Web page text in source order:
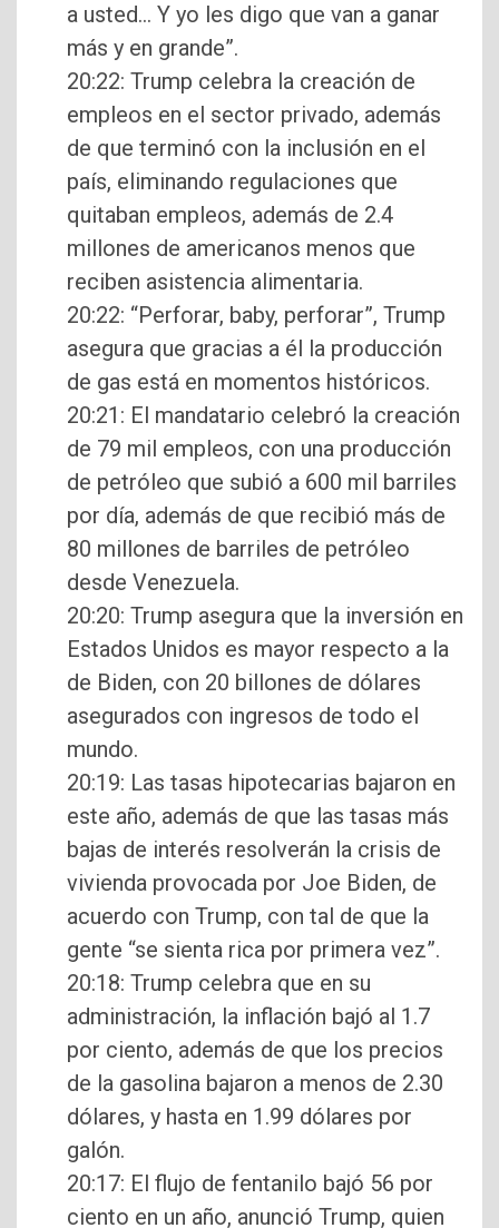
a usted… Y yo les digo que van a ganar
más y en grande”.
20:22: Trump celebra la creación de
empleos en el sector privado, además
de que terminó con la inclusión en el
país, eliminando regulaciones que
quitaban empleos, además de 2.4
millones de americanos menos que
reciben asistencia alimentaria.
20:22: “Perforar, baby, perforar”, Trump
asegura que gracias a él la producción
de gas está en momentos históricos.
20:21: El mandatario celebró la creación
de 79 mil empleos, con una producción
de petróleo que subió a 600 mil barriles
por día, además de que recibió más de
80 millones de barriles de petróleo
desde Venezuela.
20:20: Trump asegura que la inversión en
Estados Unidos es mayor respecto a la
de Biden, con 20 billones de dólares
asegurados con ingresos de todo el
mundo.
20:19: Las tasas hipotecarias bajaron en
este año, además de que las tasas más
bajas de interés resolverán la crisis de
vivienda provocada por Joe Biden, de
acuerdo con Trump, con tal de que la
gente “se sienta rica por primera vez”.
20:18: Trump celebra que en su
administración, la inflación bajó al 1.7
por ciento, además de que los precios
de la gasolina bajaron a menos de 2.30
dólares, y hasta en 1.99 dólares por
galón.
20:17: El flujo de fentanilo bajó 56 por
ciento en un año, anunció Trump, quien